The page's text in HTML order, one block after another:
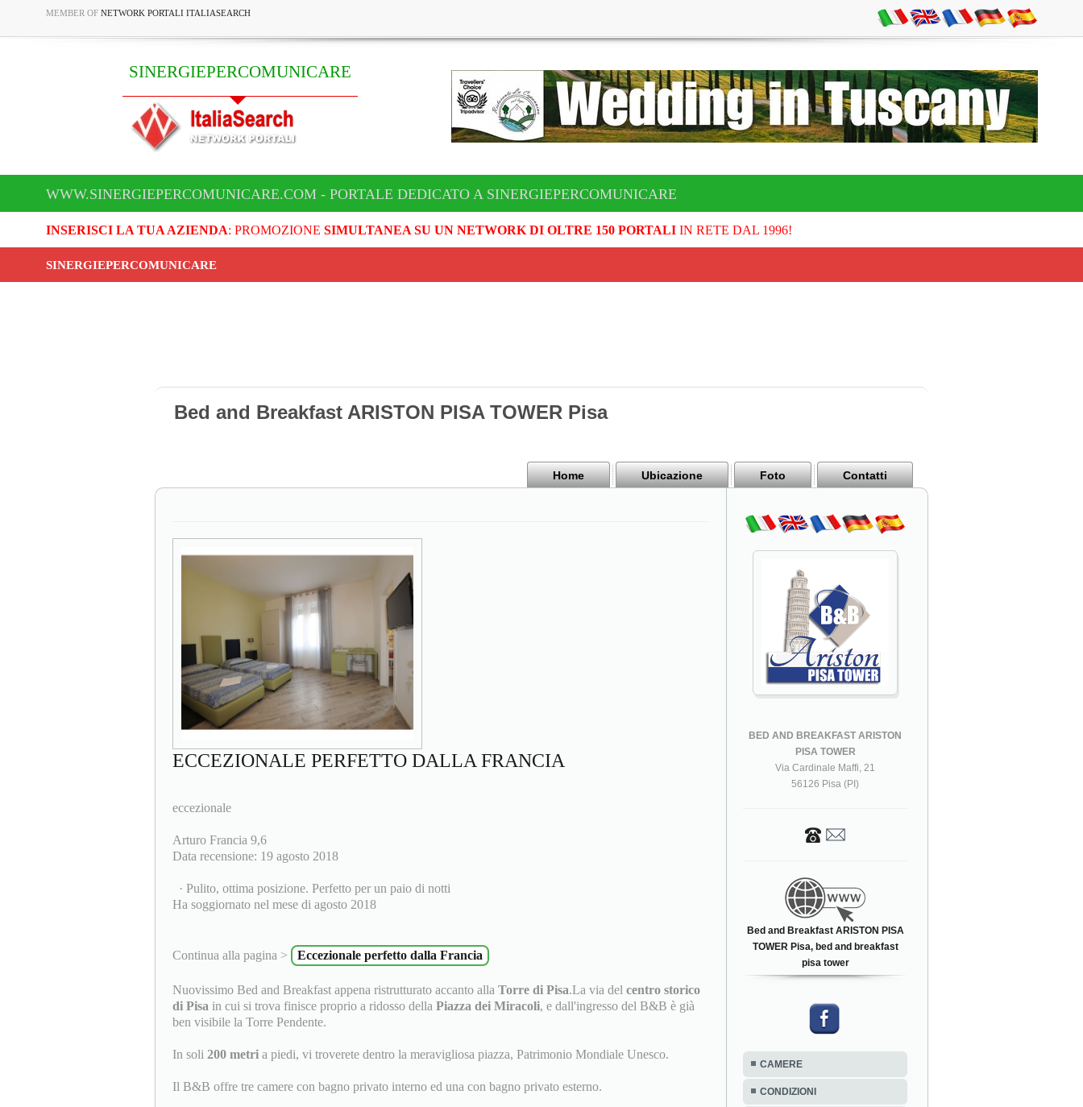
MEMBER OF NETWORK PORTALI ITALIASEARCH
SINERGIEPERCOMUNICARE
WWW.SINERGIEPERCOMUNICARE.COM - PORTALE DEDICATO A SINERGIEPERCOMUNICARE
INSERISCI LA TUA AZIENDA: PROMOZIONE SIMULTANEA SU UN NETWORK DI OLTRE 150 PORTALIIN RETE DAL 1996!
SINERGIEPERCOMUNICARE
Bed and Breakfast ARISTON PISA TOWER Pisa
Home Ubicazione Foto Contatti
ECCEZIONALE PERFETTO DALLA FRANCIA
eccezionale
Arturo Francia 9,6
Data recensione: 19 agosto 2018
· Pulito, ottima posizione. Perfetto per un paio di notti
Ha soggiornato nel mese di agosto 2018
Continua alla pagina > Eccezionale perfetto dalla Francia
Nuovissimo Bed and Breakfast appena ristrutturato accanto alla Torre di Pisa.La via del centro storico
di Pisa in cui si trova finisce proprio a ridosso della Piazza dei Miracoli, e dall'ingresso del B&B è già
ben visibile la Torre Pendente.
In soli 200 metri a piedi, vi troverete dentro la meravigliosa piazza, Patrimonio Mondiale Unesco.
Il B&B offre tre camere con bagno privato interno ed una con bagno privato esterno.
BED AND BREAKFAST ARISTON
PISA TOWER
Via Cardinale Maffi, 21
56126 Pisa (PI)
Bed and Breakfast ARISTON PISA
TOWER Pisa, bed and breakfast
pisa tower
CAMERE
CONDIZIONI